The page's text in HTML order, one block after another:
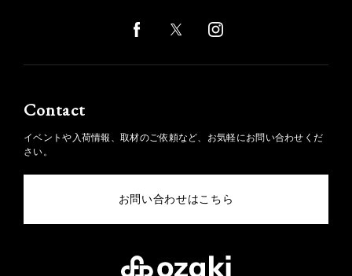
Contact
イベントや入荷情報、取材のご依頼など、お気軽にお問い合わせくだ
さい。
お問い合わせはこちら